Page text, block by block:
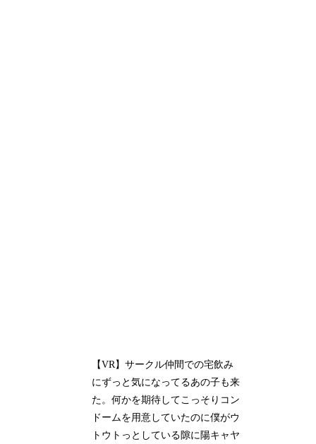
【VR】サークル仲間での宅飲み
にずっと気になってるあの子も来
た。何かを期待してこっそりコン
ドームを用意していたのに僕がウ
トウトっとしている隙に陽キャヤ